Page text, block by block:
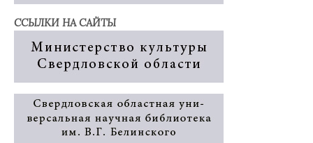
ССЫЛКИ НА САЙТЫ